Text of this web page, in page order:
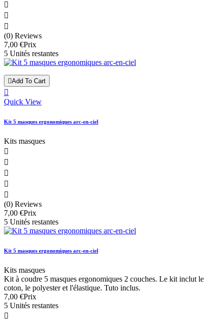



(0) Reviews
7,00 €Prix
5 Unités restantes
Add To Cart

Quick View
Kit 5 masques ergonomiques arc-en-ciel
Kits masques





(0) Reviews
7,00 €Prix
5 Unités restantes
Kit 5 masques ergonomiques arc-en-ciel
Kits masques
Kit à coudre 5 masques ergonomiques 2 couches. Le kit inclut le
coton, le polyester et l'élastique. Tuto inclus.
7,00 €Prix
5 Unités restantes
